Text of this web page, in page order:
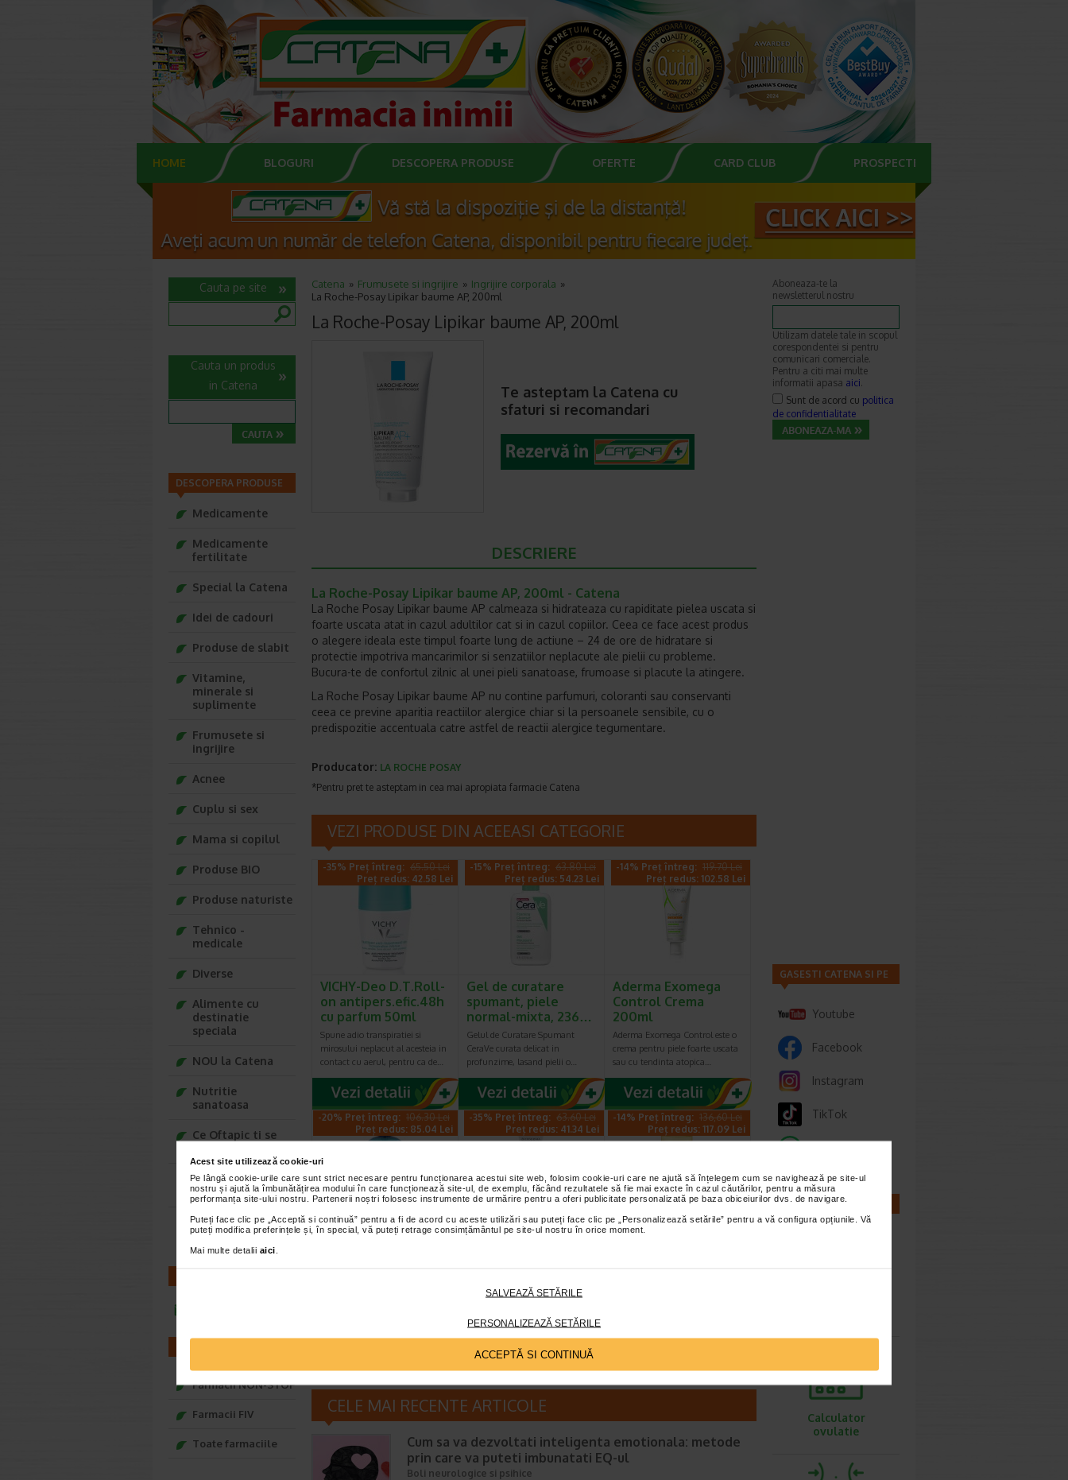
Acest site utilizează cookie-uri
Pe lângă cookie-urile care sunt strict necesare pentru funcționarea acestui site web, folosim cookie-uri care ne ajută să înțelegem cum se navighează pe site-ul
nostru și ajută la îmbunătățirea modului în care funcționează site-ul, de exemplu, făcând rezultatele să fie mai exacte în cazul căutărilor, pentru a măsura
performanța site-ului nostru. Partenerii noștri folosesc instrumente de urmărire pentru a oferi publicitate personalizată pe baza obiceiurilor dvs. de navigare.
Puteți face clic pe „Acceptă si continuă” pentru a fi de acord cu aceste utilizări sau puteți face clic pe „Personalizează setările” pentru a vă configura opțiunile. Vă
puteți modifica preferințele și, în special, vă puteți retrage consimțământul pe site-ul nostru în orice moment.
Mai multe detalii aici
SALVEAZĂ SETĂRILE
PERSONALIZEAZĂ SETĂRILE
ACCEPTĂ SI CONTINUĂ
HOME BLOGURI DESCOPERA PRODUSE OFERTE CARD CLUB PROSPECTE
Catena Frumusete si ingrijire
Ingrijire corporala
La Roche-Posay Lipikar baume AP, 200ml
La Roche-Posay Lipikar baume AP, 200ml
Te asteptam la Catena cu
sfaturi si recomandari
DESCRIERE
La Roche-Posay Lipikar baume AP, 200ml - Catena
La Roche Posay Lipikar baume AP calmeaza si hidrateaza cu rapiditate pielea uscata si
foarte uscata atat in cazul adultilor cat si in cazul copiilor. Ceea ce face acest produs
o alegere ideala este timpul foarte lung de actiune – 24 de ore de hidratare si
protectie impotriva mancarimilor si senzatiilor neplacute ale pielii cu probleme.
Bucura-te de confortul zilnic al unei pieli sanatoase, frumoase si placute la atingere.
La Roche Posay Lipikar baume AP nu contine parfumuri, coloranti sau conservanti
ceea ce previne aparitia reactiilor alergice chiar si la persoanele sensibile, cu o
predispozitie accentuala catre astfel de reactii alergice tegumentare.
Producator: LA ROCHE POSAY
*Pentru pret te asteptam in cea mai apropiata farmacie Catena
VEZI PRODUSE DIN ACEEASI CATEGORIE
-35% Preț întreg: 65.50 Lei
Preț redus: 42.58 Lei
VICHY-Deo D.T.Roll-
on antipers.efic.48h
cu parfum 50ml
Spune adio transpiratiei si
mirosului neplacut al acesteia in
contact cu aerul, pentru ca de…
-15% Preț întreg: 63.80 Lei
Preț redus: 54.23 Lei
Gel de curatare
spumant, piele
normal-mixta, 236…
Gelul de Curatare Spumant
CeraVe curata delicat in
profunzime, lasand pielii o…
-14% Preț întreg: 119.70 Lei
Preț redus: 102.58 Lei
Aderma Exomega
Control Crema
200ml
Aderma Exomega Control este o
crema pentru piele foarte uscata
sau cu tendinta atopica…
-20% Preț întreg: 106.30 Lei
Preț redus: 85.04 Lei
Atoderm gel de dus,
-35% Preț întreg: 63.60 Lei
Preț redus: 41.34 Lei
Crema reparatoare
Este un produs de ingrijire a pielii
ultra-reparator care calmeaza si
-14% Preț întreg: 136,60 Lei
Preț redus: 117.09 Lei
Avene Xeracalm A.D.
CELE MAI RECENTE ARTICOLE
Cum sa va dezvoltati inteligenta emotionala: metode
prin care va puteti imbunatati EQ-ul
Boli neurologice si psihice
Cauta pe site
Cauta un produs
in Catena
DESCOPERA PRODUSE
Medicamente
Medicamente
fertilitate
Special la Catena
Idei de cadouri
Produse de slabit
Vitamine,
minerale si
suplimente
Frumusete si
ingrijire
Acnee
Cuplu si sex
Mama si copilul
Produse BIO
Produse naturiste
Tehnico -
medicale
Diverse
Alimente cu
destinatie
speciala
NOU la Catena
Nutritie
sanatoasa
Ce Oftapic ti se
Adora – Adorabili
din prima clipa
Seturi cadou
Baylis&Harding
Farmacii NON-STOP
Farmacii FIV
Toate farmaciile
Aboneaza-te la
newsletterul nostru
Utilizam datele tale in scopul
corespondentei si pentru
comunicari comerciale.
Pentru a citi mai multe
informatii apasa aici.
Sunt de acord cu politica
de confidentialitate
GASESTI CATENA SI PE
Youtube
Facebook
Instagram
TikTok
CALCULATOARE
Calculator
ovulatie